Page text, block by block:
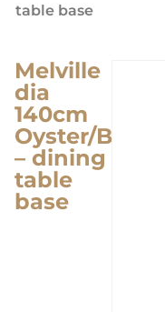
table base
Melville
dia
140cm
Oyster/Bronze
– dining
table
base